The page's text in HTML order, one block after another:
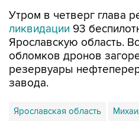
Утром в четверг глава
ликвидации 93
Ярославскую область.
обломков дронов
резервуары
завода.
Ярославская область